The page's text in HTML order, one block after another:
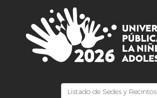
Listado de Sedes y Recintos